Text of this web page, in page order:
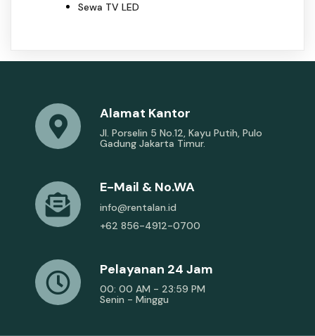
Sewa TV LED
Alamat Kantor
Jl. Porselin 5 No.12, Kayu Putih, Pulo
Gadung Jakarta Timur.
E-Mail & No.WA
info@rentalan.id
+62 856-4912-0700
Pelayanan 24 Jam
00: 00 AM - 23:59 PM
Senin - Minggu